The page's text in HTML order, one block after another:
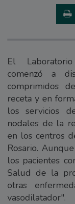
El
comenzó a
comprimidos
receta y en
los servicios
nodales de la
en los centros
Rosario.
los pacientes
Salud de la
otras
vasodilatador".